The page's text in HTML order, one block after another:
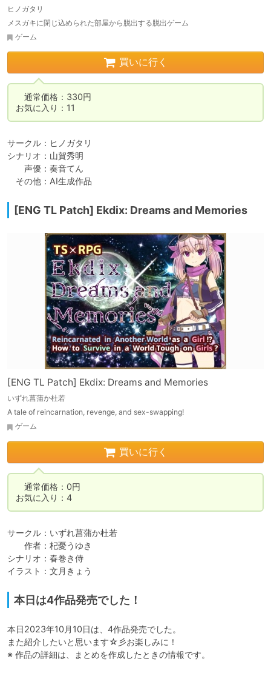
ヒノガタリ
メスガキに閉じ込められた部屋から脱出する脱出ゲーム
ゲーム
買いに行く
通常価格：330円
お気に入り：11
サークル：ヒノガタリ
シナリオ：山賀秀明
声優：奏音てん
その他：AI生成作品
[ENG TL Patch] Ekdix: Dreams and Memories
[ENG TL Patch] Ekdix: Dreams and Memories
いずれ菖蒲か杜若
A tale of reincarnation, revenge, and sex-swapping!
ゲーム
買いに行く
通常価格：0円
お気に入り：4
サークル：いずれ菖蒲か杜若
作者：杞憂うゆき
シナリオ：春巻き侍
イラスト：文月きょう
本日は4作品発売でした！
本日2023年10月10日は、4作品発売でした。
また紹介したいと思います☆彡お楽しみに！
※ 作品の詳細は、まとめを作成したときの情報です。